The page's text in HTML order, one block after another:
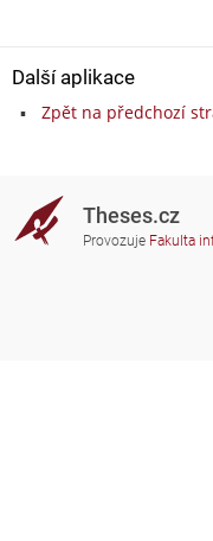
Další aplikace
Zpět na předchozí
Theses.cz
Provozuje Fakulta